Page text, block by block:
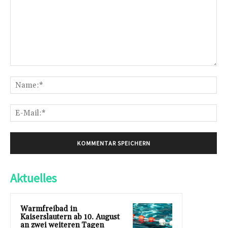
Aktuelles
Warmfreibad in
Kaiserslautern ab 10. August
an zwei weiteren Tagen